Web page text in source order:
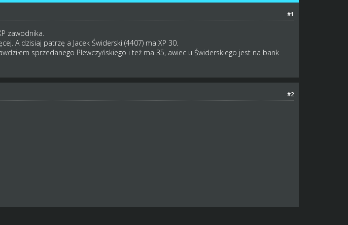
#1
zawodnika.
A dzisiaj patrzę a Jacek Świderski (4407) ma XP 30.
sprzedanego Plewczyńskiego i też ma 35, awiec u Świderskiego jest na bank
#2